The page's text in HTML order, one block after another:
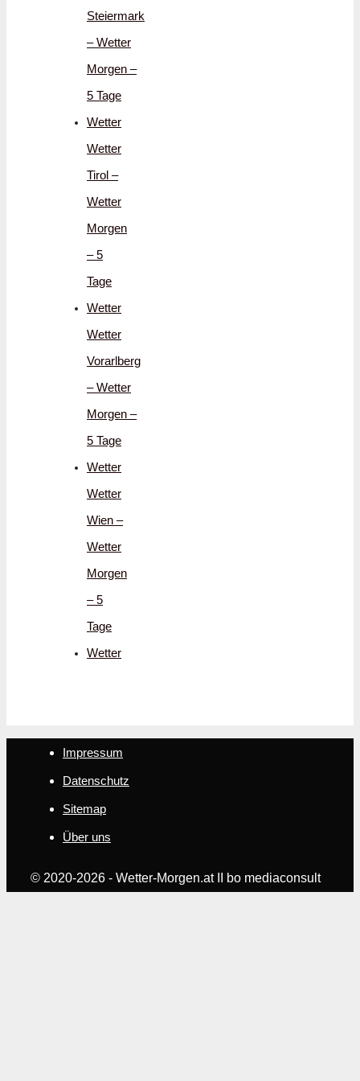
Steiermark
– Wetter
Morgen –
5 Tage
Wetter
Wetter
Tirol –
Wetter
Morgen
– 5
Tage
Wetter
Wetter
Vorarlberg
– Wetter
Morgen –
5 Tage
Wetter
Wetter
Wien –
Wetter
Morgen
– 5
Tage
Wetter
Impressum
Datenschutz
Sitemap
Über uns
© 2020-2026 - Wetter-Morgen.at II bo mediaconsult